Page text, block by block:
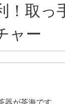
！取っ
ャー
が茶海です。